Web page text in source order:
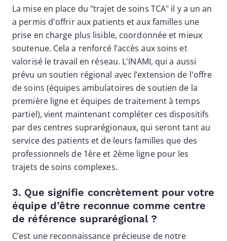
La mise en place du "trajet de soins TCA" il y a un an
a permis d'offrir aux patients et aux familles une
prise en charge plus lisible, coordonnée et mieux
soutenue. Cela a renforcé l’accès aux soins et
valorisé le travail en réseau. L'INAMI, qui a aussi
prévu un soutien régional avec l’extension de l'offre
de soins (équipes ambulatoires de soutien de la
première ligne et équipes de traitement à temps
partiel), vient maintenant compléter ces dispositifs
par des centres suprarégionaux, qui seront tant au
service des patients et de leurs familles que des
professionnels de 1ère et 2ème ligne pour les
trajets de soins complexes.
3. Que signifie concrètement pour votre
équipe d’être reconnue comme centre
de référence suprarégional ?
C’est une reconnaissance précieuse de notre